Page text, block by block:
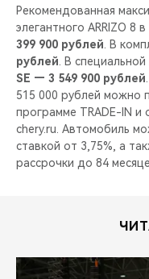
Рекомендованная
элегантного ARRIZO 8
399 900 рублей . В
рублей . В
SE — 3 549 900 рублей
515 000 рублей можно
программе TRADE-IN и
chery.ru. Автомобиль
ставкой от 3,75%, а
рассрочки до 84